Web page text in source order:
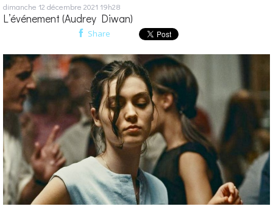
dimanche 12 décembre 2021 19h28
L’événement (Audrey Diwan)
Share